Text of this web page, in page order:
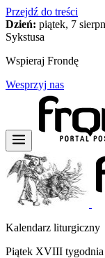
Przejdź do treści
Dzień: piątek, 7
Sykstusa
Wspieraj Frondę
Wesprzyj nas
Kalendarz liturgiczny
Piątek XVIII tygodnia